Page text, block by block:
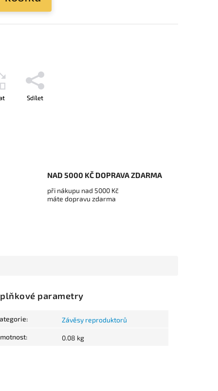
Sdílet
NAD 5000 KČ DOPRAVA ZDARMA
při nákupu nad 5000 Kč
máte dopravu zdarma
parametry
: Závěsy reproduktorů
: 0.08 kg